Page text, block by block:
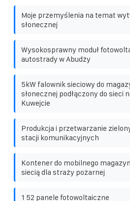
Moje przemyślenia na temat
słonecznej
Wysokosprawny moduł
autostrady w Abudży
5kW falownik sieciowy do
słonecznej podłączony do sieci
Kuwejcie
Produkcja i przetwarzanie
stacji komunikacyjnych
Kontener do mobilnego
siecią dla straży pożarnej
1 52 panele fotowoltaiczne